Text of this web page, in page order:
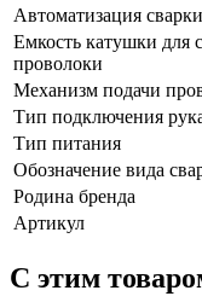
Автоматизация сварки
Емкость катушки для
проволоки
Механизм подачи
Тип подключения
Тип питания
Обозначение вида
Родина бренда
Артикул
C этим